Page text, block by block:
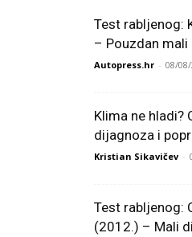
Test rabljenog:
– Pouzdan
Autopress.hr - 08/
Klima ne hladi?
dijagnoza i
Kristian Sikavičev -
Test rabljenog:
(2012.) – Mali